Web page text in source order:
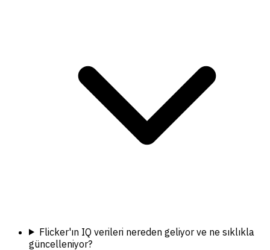
Flicker'ın IQ verileri nereden geliyor ve ne sıklıkla
güncelleniyor?